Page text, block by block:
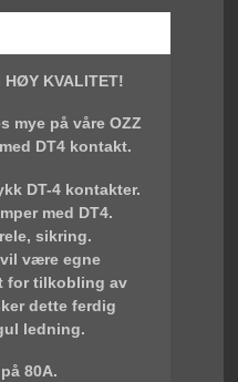
HØY KVALITET!
mye på våre OZZ
DT4 kontakt.
DT-4 kontakter.
med DT4.
sikring.
være egne
for tilkobling av
dette ferdig
ledning.
80A.